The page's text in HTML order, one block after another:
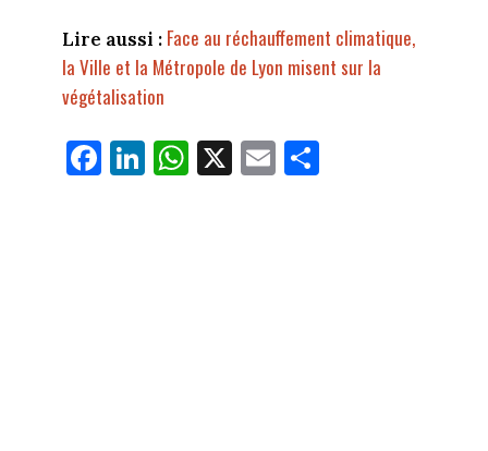
Lire aussi : Face au réchauffement climatique,
la Ville et la Métropole de Lyon misent sur la
végétalisation
Fa
ce
Li
nk
W
ha
X E
m
Pa
rt